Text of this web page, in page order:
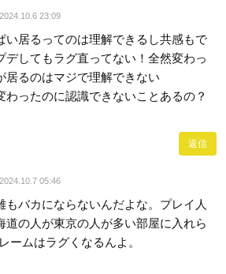
2024.10.6 23:09
い居るってのは理解できるし共感もで
デしてもラグ直ってない！全然変わっ
居るのはマジで理解できない
わったのに認識できないことあるの？
返信
2024.10.7 05:46
もバカにならないんだよな。プレイ人
道の人が東京の人が多い部屋に入れら
ームはラグくなるんよ。